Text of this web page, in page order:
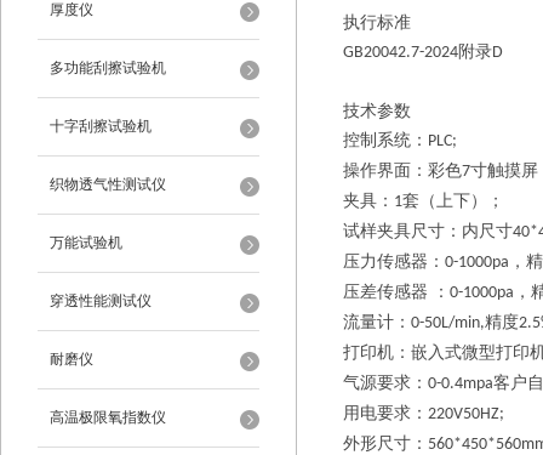
厚度仪
多功能刮擦试验机
十字刮擦试验机
织物透气性测试仪
万能试验机
穿透性能测试仪
耐磨仪
高温极限氧指数仪
执行标准
GB20042.7-2024附录D
技术参数
控制系统： PLC;
操作界面：彩色7寸触摸屏
夹具： 1套（上下）；
试样夹具尺寸：内尺寸
压力传感器： 0-1000pa ，
压差传感器
： 0-1000pa ，
流量计： 0-50L/min,精度
打印机：嵌入式微型打印
气源要求： 0-0.4mpa客户
用电要求： 220V50HZ;
外形尺寸：